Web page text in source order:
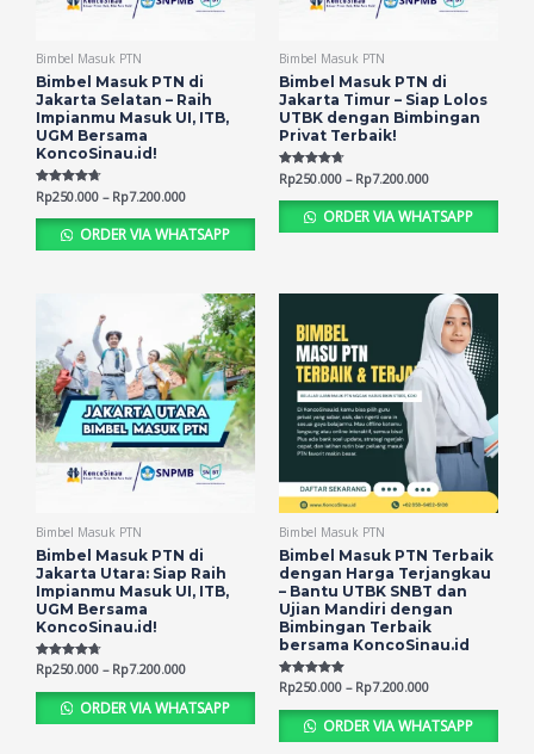
Bimbel Masuk PTN
Bimbel Masuk PTN di
Jakarta Selatan – Raih
Impianmu Masuk UI, ITB,
UGM Bersama
KoncoSinau.id!
Rated
4.66
out of 5
Rp250.000 – Rp7.200.000
ORDER VIA WHATSAPP
Bimbel Masuk PTN
Bimbel Masuk PTN di
Jakarta Timur – Siap Lolos
UTBK dengan Bimbingan
Privat Terbaik!
Rated
4.65
out of 5
Rp250.000 – Rp7.200.000
ORDER VIA WHATSAPP
Bimbel Masuk PTN
Bimbel Masuk PTN di
Jakarta Utara: Siap Raih
Impianmu Masuk UI, ITB,
UGM Bersama
KoncoSinau.id!
Rated
4.70
out of 5
Rp250.000 – Rp7.200.000
ORDER VIA WHATSAPP
Bimbel Masuk PTN
Bimbel Masuk PTN Terbaik
dengan Harga Terjangkau
– Bantu UTBK SNBT dan
Ujian Mandiri dengan
Bimbingan Terbaik
bersama KoncoSinau.id
Rated
5.00
out of 5
Rp250.000 – Rp7.200.000
ORDER VIA WHATSAPP